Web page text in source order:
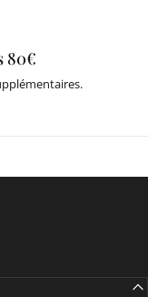
80€